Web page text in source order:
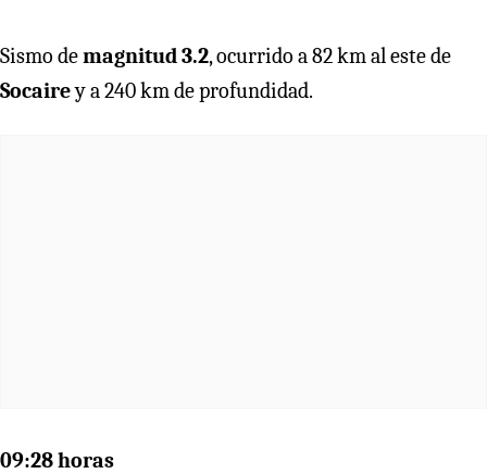
Sismo demagnitud 3.2, ocurrido a 82 km al este de
Socairey a 240 km de profundidad.
09:28 horas